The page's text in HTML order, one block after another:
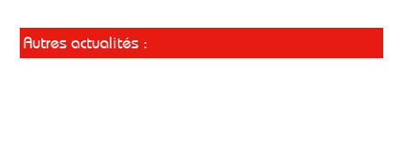
Autres actualités :